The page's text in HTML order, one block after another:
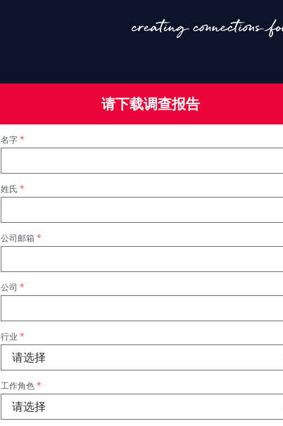
请下载调查报告
*
名字
*
姓氏
*
公司邮箱
*
公司
*
行业
*
工作角色